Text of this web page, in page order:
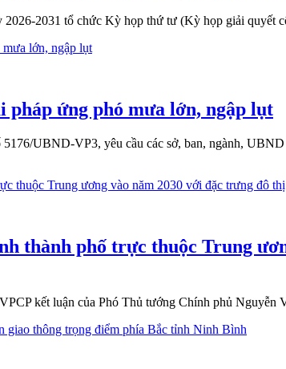
2031 tổ chức Kỳ họp thứ tư (Kỳ họp giải quyết
ứng phó mưa lớn, ngập lụt
UBND-VP3, yêu cầu các sở, ban, ngành,
thành phố trực thuộc Trung
kết luận của Phó Thủ tướng Chính phủ